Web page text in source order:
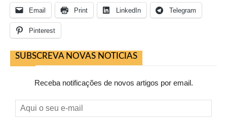
Email Print LinkedIn Telegram
Pinterest
SUBSCREVA NOVAS NOTICIAS
Receba notificações de novos artigos por email.
Aqui
o